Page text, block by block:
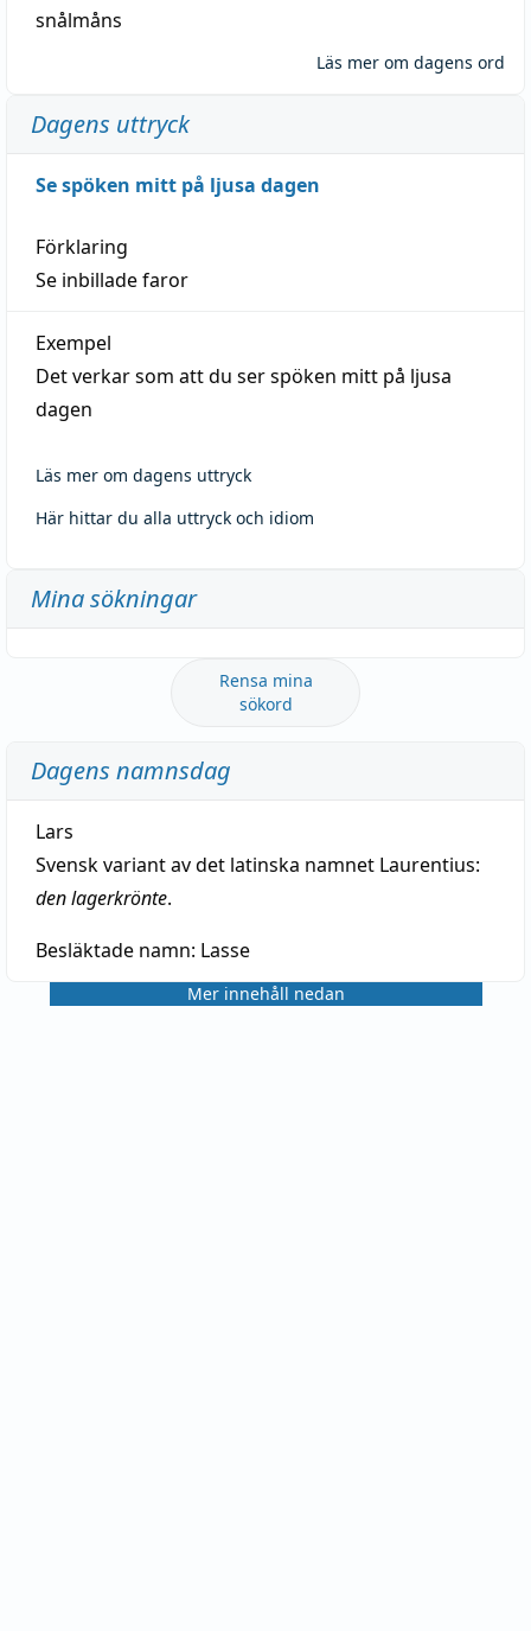
snålmåns
Läs mer om dagens ord
Dagens uttryck
Se spöken mitt på ljusa dagen
Förklaring
Se inbillade faror
Exempel
Det verkar som att du ser spöken mitt på ljusa
dagen
Läs mer om dagens uttryck
Här hittar du alla uttryck och idiom
Mina sökningar
Rensa mina
sökord
Dagens namnsdag
Lars
Svensk variant av det latinska namnet Laurentius:
den lagerkrönte.
Besläktade namn: Lasse
Mer innehåll nedan